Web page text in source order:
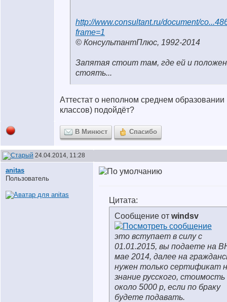
http://www.consultant.ru/document/
frame=1
© КонсультантПлюс, 1992-2014
Запятая стоит там, где ей и
стоять...
Аттестат о неполном среднем образовании
классов) подойдёт?
В Минюст Спасибо
24.04.2014, 11:28
anitas
Пользователь
Цитата:
Сообщение от windsv
это вступает в силу с
01.01.2015, вы подаете на
мае 2014, далее на
нужен только сертификат
знание русского, стоимость
около 5000 р, если по браку
будете подавать.